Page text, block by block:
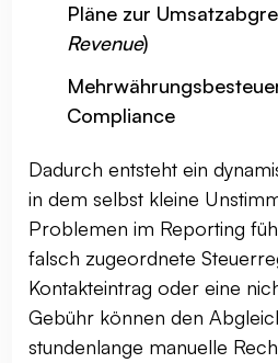
Pläne zur
Revenue)
Compliance
Dadurch entsteht ein
in dem selbst kleine
Problemen im Reporting
falsch zugeordnete
Kontakteintrag oder eine
Gebühr können den
stundenlange manuelle